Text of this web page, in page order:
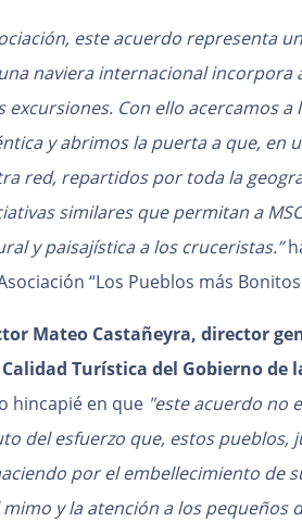
este acuerdo representa
naviera internacional incorpora
excursiones. Con ello acercamos
y abrimos la puerta a que, en
red, repartidos por toda la
similares que permitan a
y paisajística a los cruceristas.”
“Los Pueblos más Bonitos
Mateo Castañeyra, director
Turística del Gobierno de
hincapié en que "este acuerdo no
del esfuerzo que, estos
por el embellecimiento de
y la atención a los pequeños